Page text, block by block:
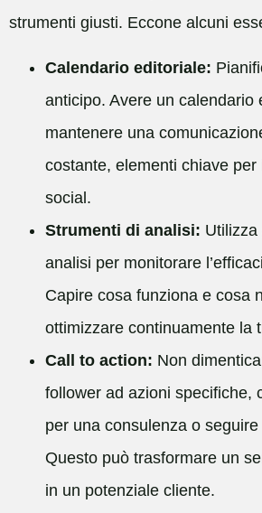
strumenti giusti. Eccone alcuni
Calendario editoriale:
anticipo. Avere un calendario
mantenere una
costante, elementi chiave per
social.
Strumenti di analisi: Utilizza
analisi per monitorare
Capire cosa funziona e cosa
ottimizzare continuamente la
Call to action: Non
follower ad azioni specifiche,
per una consulenza o
Questo può trasformare un
in un potenziale cliente.